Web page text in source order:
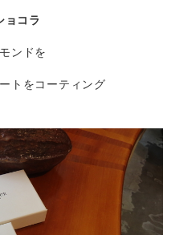
コラ
ンドを
トをコーティング